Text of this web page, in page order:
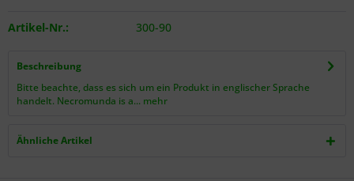
Artikel-Nr.: 300-90
Beschreibung
Bitte beachte, dass es sich um ein Produkt in englischer Sprache
handelt. Necromunda is a... mehr
Ähnliche Artikel